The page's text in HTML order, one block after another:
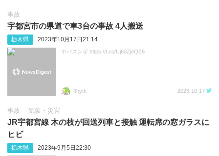
事故
宇都宮市の県道で車3台の事故 4人搬送
栃木県 2023年10月17日21:14
ヤバスンギ https://t.co/Uj60ZjeQZ6
Rhyth 2023-10-17
事故 気象・災害
JR宇都宮線 木の枝が回送列車と接触 運転席の窓ガラスに
ヒビ
栃木県 2023年9月5日22:30